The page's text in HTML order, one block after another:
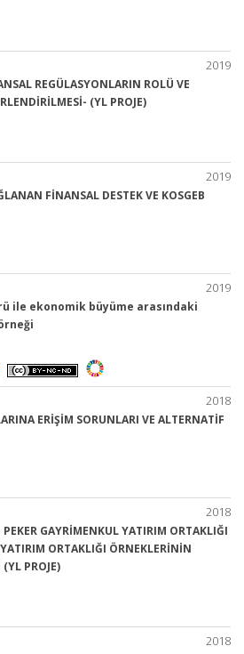
2019
REGÜLASYONLARIN ROLÜ VE
(YL PROJE)
2019
FİNANSAL DESTEK VE KOSGEB
2019
ile ekonomik büyüme arasındaki
2018
ERİŞİM SORUNLARI VE ALTERNATİF
2018
PEKER GAYRİMENKUL YATIRIM ORTAKLIĞI
ORTAKLIĞI ÖRNEKLERİNİN
PROJE)
2018